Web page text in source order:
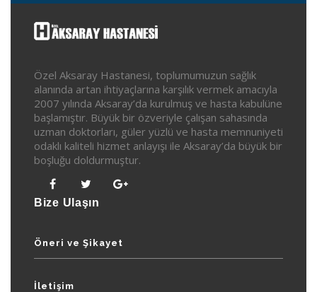
Özel Aksaray Hastanesi, toplumumuzun sağlık
alanında artan ihtiyaçlarına karşılık vermek amacıyla
2007 yılında Aksaray’da kurulmuş ve hasta kabulüne
başlamıştır. Büyük bir özveriyle çalışan sahasında
uzman doktorları, güler yüzlü ve hasta memnuniyeti
odaklı kaliteli hizmet anlayışı ile Aksaray’da büyük bir
boşluğu doldurmuştur.
Bize Ulaşın
Öneri ve Şikayet
İletişim